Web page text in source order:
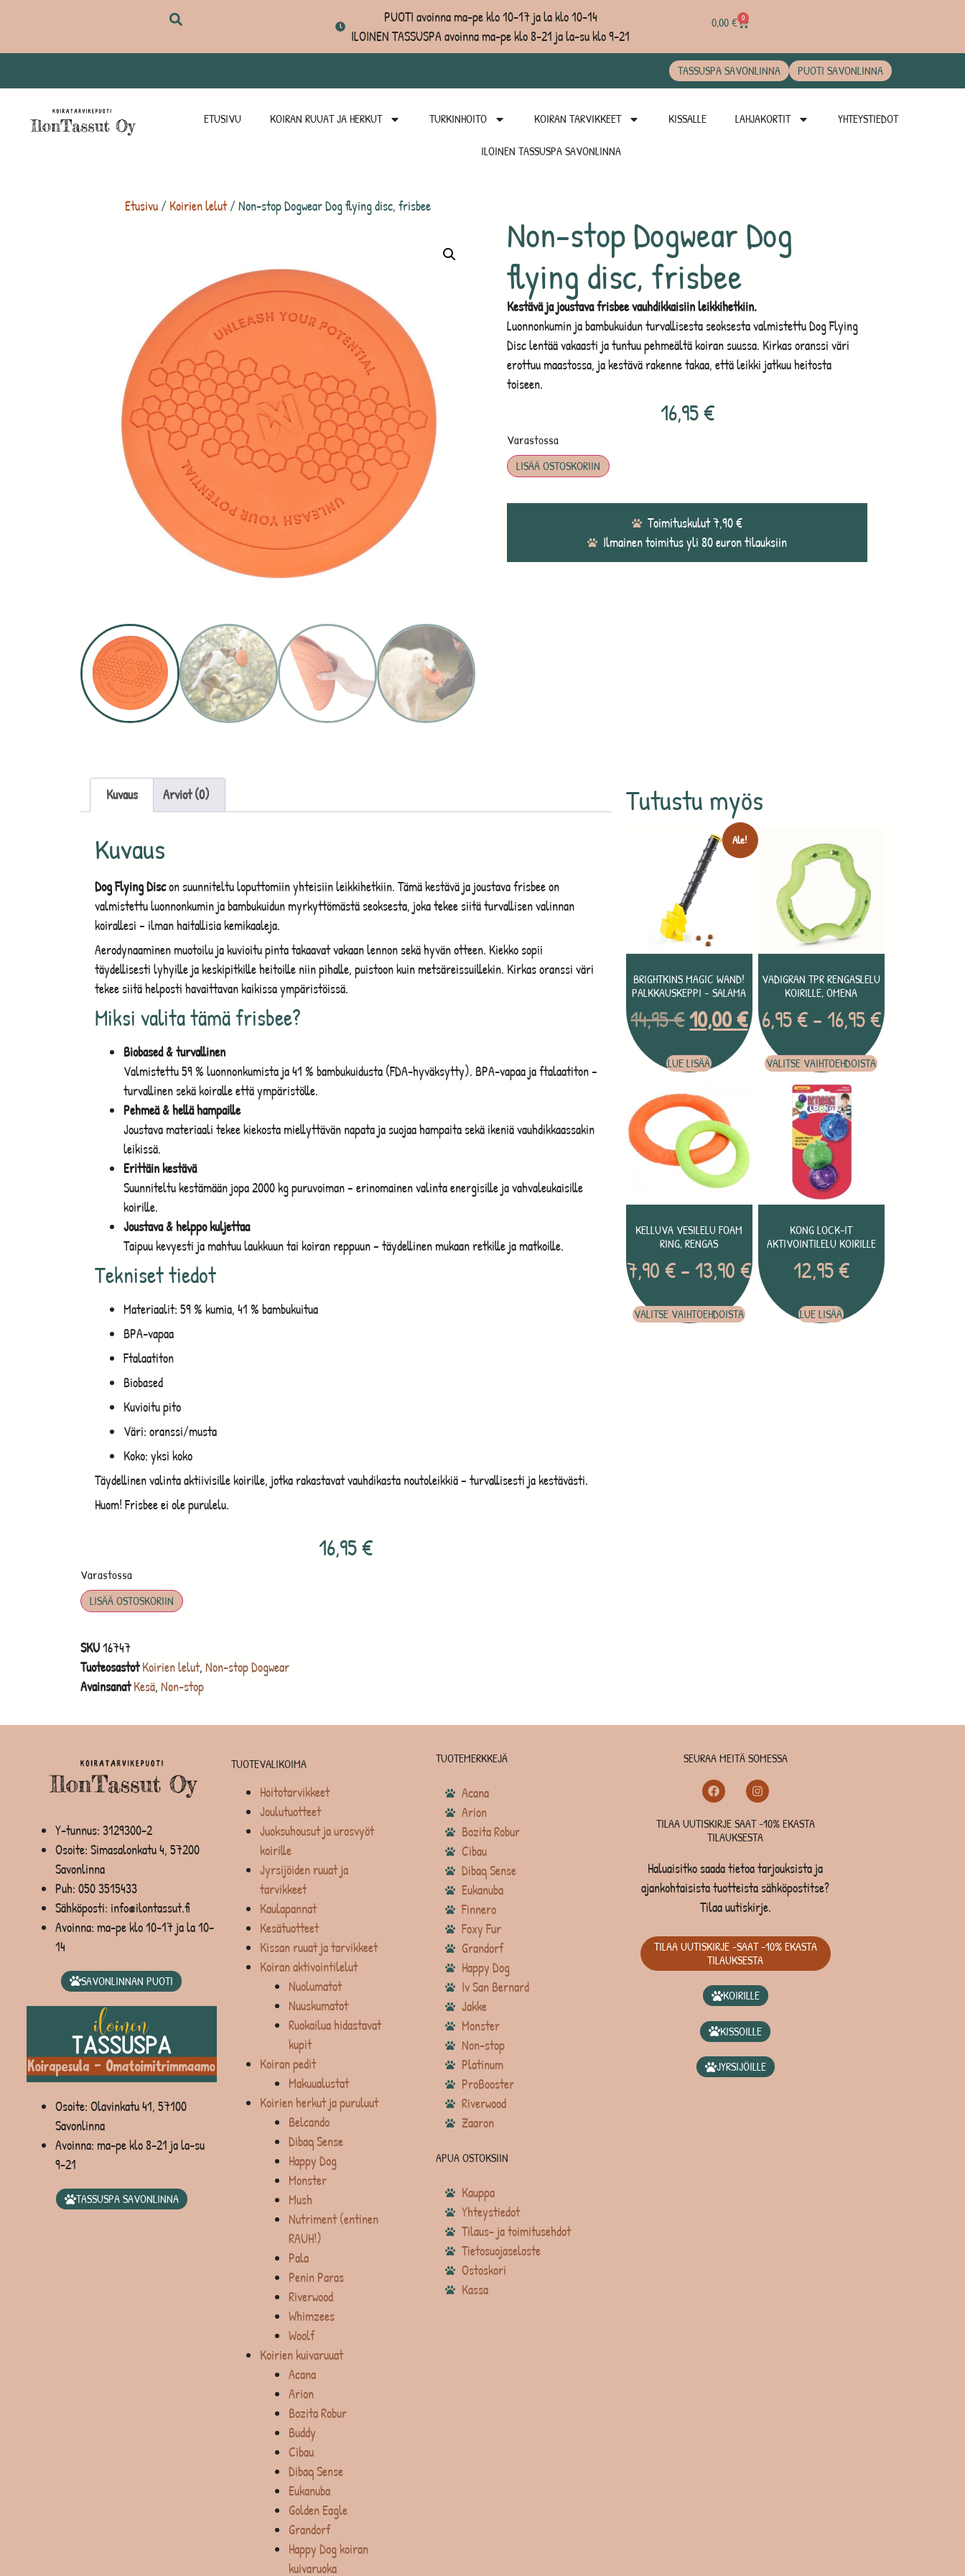
PUOTI avoinna ma-pe klo 10-17 ja la klo 10-14
ILOINEN TASSUSPA avoinna ma-pe klo 8-21 ja la-su klo 9-21
0,00€ 0
TASSUSPA SAVONLINNA PUOTI SAVONLINNA
ETUSIVU KOIRAN RUUAT JA HERKUT TURKINHOITO KOIRAN TARVIKKEET KISSALLE LAHJAKORTIT YHTEYSTIEDOT
ILOINEN TASSUSPA SAVONLINNA
Etusivu/Koirien lelut/ Non-stop Dogwear Dog flying disc, frisbee
Non-stop Dogwear Dog
flying disc, frisbee
Kestävä ja joustava frisbee vauhdikkaisiin leikkihetkiin.
Luonnonkumin ja bambukuidun turvallisesta seoksesta valmistettu Dog Flying
Disc lentää vakaasti ja tuntuu pehmeältä koiran suussa. Kirkas oranssi väri
erottuu maastossa, ja kestävä rakenne takaa, että leikki jatkuu heitosta
toiseen.
16,95€
Varastossa
LISÄÄ OSTOSKORIIN
Toimituskulut 7,90 €
Ilmainen toimitus yli 80 euron tilauksiin
Tutustu myös
Ale!
BRIGHTKINS MAGIC WAND!
PALKKAUSKEPPI – SALAMA
14,95€10,00€
LUE LISÄÄ
VADIGRAN TPR RENGASLELU
KOIRILLE, OMENA
6,95€– 16,95€
VALITSE VAIHTOEHDOISTA
KELLUVA VESILELU FOAM
RING, RENGAS
7,90€– 13,90€
VALITSE VAIHTOEHDOISTA
KONG LOCK-IT
AKTIVOINTILELU KOIRILLE
12,95€
LUE LISÄÄ
Kuvaus Arviot (0)
Kuvaus
Dog Flying Discon suunniteltu loputtomiin yhteisiin leikkihetkiin. Tämä kestävä ja joustava frisbee on
valmistettu luonnonkumin ja bambukuidun myrkyttömästä seoksesta, joka tekee siitä turvallisen valinnan
koirallesi – ilman haitallisia kemikaaleja.
Aerodynaaminen muotoilu ja kuvioitu pinta takaavat vakaan lennon sekä hyvän otteen. Kiekko sopii
täydellisesti lyhyille ja keskipitkille heitoille niin pihalle, puistoon kuin metsäreissuillekin. Kirkas oranssi väri
tekee siitä helposti havaittavan kaikissa ympäristöissä.
Miksi valita tämä frisbee?
Biobased & turvallinen
Valmistettu 59 % luonnonkumista ja 41 % bambukuidusta (FDA-hyväksytty). BPA-vapaa ja ftalaatiton –
turvallinen sekä koiralle että ympäristölle.
Pehmeä & hellä hampaille
Joustava materiaali tekee kiekosta miellyttävän napata ja suojaa hampaita sekä ikeniä vauhdikkaassakin
leikissä.
Erittäin kestävä
Suunniteltu kestämään jopa 2000 kg puruvoiman – erinomainen valinta energisille ja vahvaleukaisille
koirille.
Joustava & helppo kuljettaa
Taipuu kevyesti ja mahtuu laukkuun tai koiran reppuun – täydellinen mukaan retkille ja matkoille.
Tekniset tiedot
Materiaalit: 59 % kumia, 41 % bambukuitua
BPA-vapaa
Ftalaatiton
Biobased
Kuvioitu pito
Väri: oranssi/musta
Koko: yksi koko
Täydellinen valinta aktiivisille koirille, jotka rakastavat vauhdikasta noutoleikkiä – turvallisesti ja kestävästi.
Huom! Frisbee ei ole purulelu.
16,95€
Varastossa
LISÄÄ OSTOSKORIIN
SKU16747
Tuoteosastot Koirien lelut, Non-stop Dogwear
Avainsanat Kesä, Non-stop
Y-tunnus: 3129300-2
Osoite: Simasalonkatu 4, 57200
Savonlinna
Puh: 050 3515433
Sähköposti: info@ilontassut.fi
Avoinna: ma-pe klo 10-17 ja la 10-
14
SAVONLINNAN PUOTI
Osoite: Olavinkatu 41, 57100
Savonlinna
Avoinna: ma-pe klo 8-21 ja la-su
9-21
TASSUSPA SAVONLINNA
TUOTEVALIKOIMA
Hoitotarvikkeet
Joulutuotteet
Juoksuhousut ja urosvyöt
koirille
Jyrsijöiden ruuat ja
tarvikkeet
Kaulapannat
Kesätuotteet
Kissan ruuat ja tarvikkeet
Koiran aktivointilelut
Nuolumatot
Nuuskumatot
Ruokailua hidastavat
kupit
Koiran pedit
Makuualustat
Koirien herkut ja puruluut
Belcando
Dibaq Sense
Happy Dog
Monster
Mush
Nutriment (entinen
RAUH!)
Pala
Penin Paras
Riverwood
Whimzees
Woolf
Koirien kuivaruuat
Acana
Arion
Bozita Robur
Buddy
Cibau
Dibaq Sense
Eukanuba
Golden Eagle
Grandorf
Happy Dog koiran
kuivaruoka
TUOTEMERKKEJÄ
Acana
Arion
Bozita Robur
Cibau
Dibaq Sense
Eukanuba
Finnero
Foxy Fur
Grandorf
Happy Dog
Iv San Bernard
Jakke
Monster
Non-stop
Platinum
ProBooster
Riverwood
Zaaron
APUA OSTOKSIIN
Kauppa
Yhteystiedot
Tilaus- ja toimitusehdot
Tietosuojaseloste
Ostoskori
Kassa
SEURAA MEITÄ SOMESSA
TILAA UUTISKIRJE SAAT -10% EKASTA
TILAUKSESTA
Haluaisitko saada tietoa tarjouksista ja
ajankohtaisista tuotteista sähköpostitse?
Tilaa uutiskirje.
TILAA UUTISKIRJE -SAAT -10% EKASTA
TILAUKSESTA
KOIRILLE
KISSOILLE
JYRSIJÖILLE